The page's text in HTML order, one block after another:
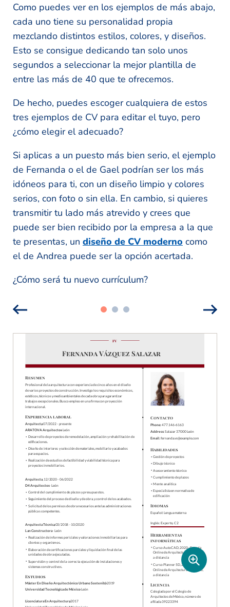
Como puedes ver en los ejemplos de más abajo,
cada uno tiene su personalidad propia
mezclando distintos estilos, colores, y diseños.
Esto se consigue dedicando tan solo unos
segundos a seleccionar la mejor plantilla de
entre las más de 40 que te ofrecemos.
De hecho, puedes escoger cualquiera de estos
tres ejemplos de CV para editar el tuyo, pero
¿cómo elegir el adecuado?
Si aplicas a un puesto más bien serio, el ejemplo
de Fernanda o el de Gael podrían ser los más
idóneos para ti, con un diseño limpio y colores
serios, con foto o sin ella. En cambio, si quieres
transmitir tu lado más atrevido y crees que
puede ser bien recibido por la empresa a la que
te presentas, un diseño de CV moderno como
el de Andrea puede ser la opción acertada.
¿Cómo será tu nuevo currículum?